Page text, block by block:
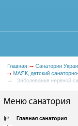
Главная Санатории
МАЯК, детский
Заболевания нервной
Меню санатория
Главная санатория